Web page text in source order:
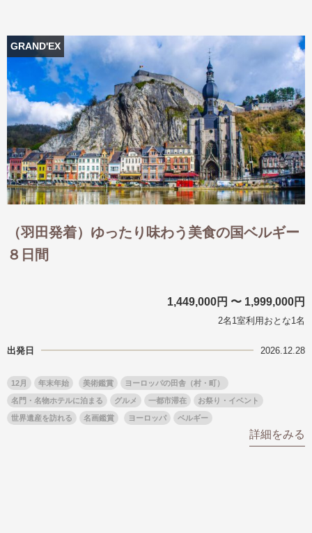
GRAND'EX
（羽田発着）ゆったり味わう美食の国ベルギー
８日間
1,449,000円 〜 1,999,000円
2名1室利用おとな1名
出発日 2026.12.28
12月 年末年始 美術鑑賞 ヨーロッパの田舎（村・町）
名門・名物ホテルに泊まる グルメ 一都市滞在 お祭り・イベント
世界遺産を訪れる 名画鑑賞 ヨーロッパ ベルギー
詳細をみる